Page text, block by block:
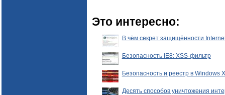
Это интересно:
В чём секрет защищённости
Безопасность IE8: XSS-фильтр
Безопасность и реестр в Windows
Десять способов уничтожения